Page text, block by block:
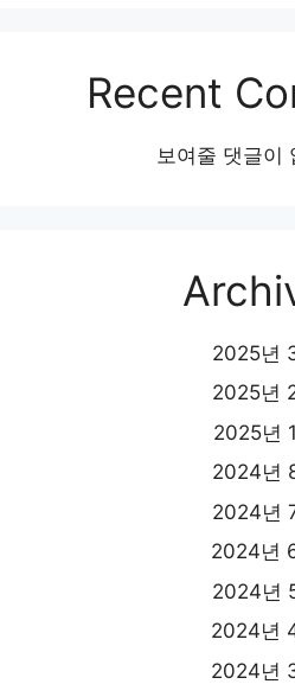
Recent
보여줄 댓글이
2025년
2025년
2025년
2024년
2024년
2024년
2024년
2024년
2024년